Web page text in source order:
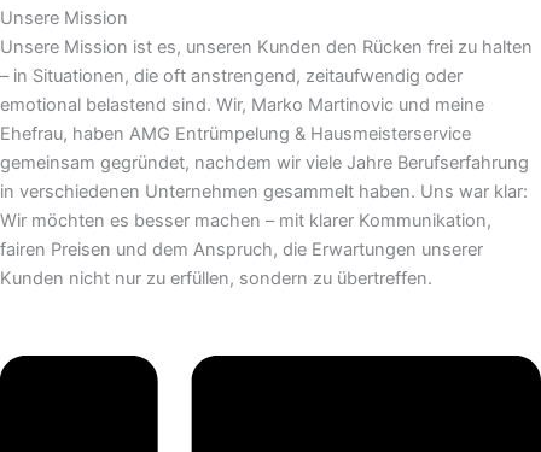
Unsere Mission
Unsere Mission ist es, unseren Kunden den Rücken frei zu halten
– in Situationen, die oft anstrengend, zeitaufwendig oder
emotional belastend sind. Wir, Marko Martinovic und meine
Ehefrau, haben AMG Entrümpelung & Hausmeisterservice
gemeinsam gegründet, nachdem wir viele Jahre Berufserfahrung
in verschiedenen Unternehmen gesammelt haben. Uns war klar:
Wir möchten es besser machen – mit klarer Kommunikation,
fairen Preisen und dem Anspruch, die Erwartungen unserer
Kunden nicht nur zu erfüllen, sondern zu übertreffen.